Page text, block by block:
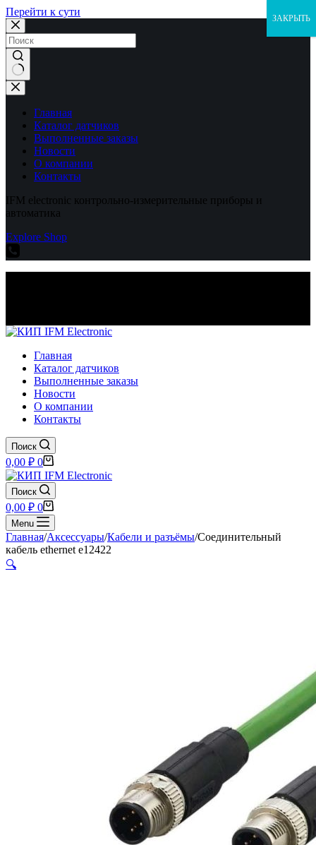
Перейти к сути
Ничего
не
найденоГлавная
Каталог датчиков
Выполненные заказы
Новости
О компании
Контакты
IFM electronic контрольно-измерительные приборы и
автоматика
Explore Shop
Главная
Каталог датчиков
Выполненные заказы
Новости
О компании
Контакты
Поиск
Корзина
0,00 ₽ 0
Поиск
Корзина
0,00 ₽ 0
Menu
Главная/Аксессуары/Кабели и разъёмы/Соединительный
кабель ethernet e12422
🔍
ЗАКРЫТЬ